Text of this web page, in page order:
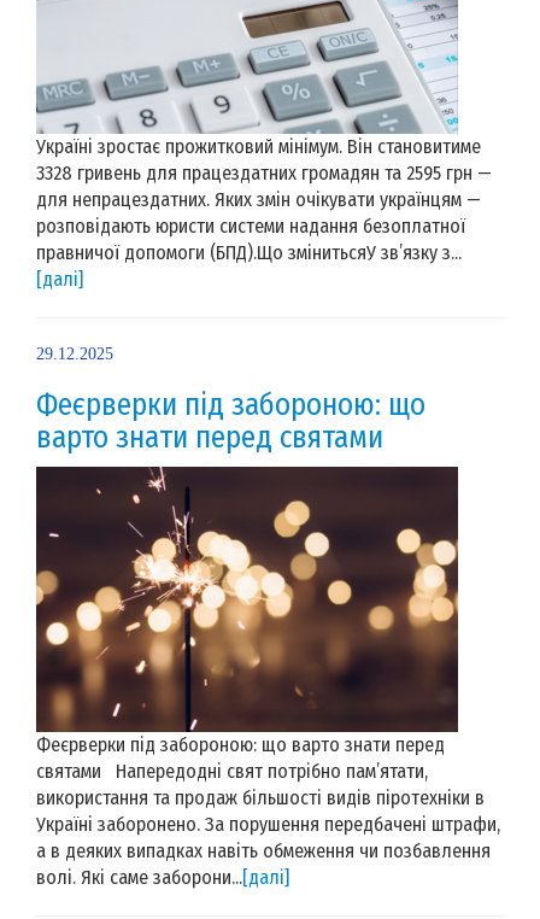
Україні зростає прожитковий мінімум. Він становитиме
3328 гривень для працездатних громадян та 2595 грн —
для непрацездатних. Яких змін очікувати українцям —
розповідають юристи системи надання безоплатної
правничої допомоги (БПД).Що змінитьсяУ зв’язку з...
[далі]
29.12.2025
Феєрверки під забороною: що
варто знати перед святами
Феєрверки під забороною: що варто знати перед
святами Напередодні свят потрібно пам’ятати,
використання та продаж більшості видів піротехніки в
Україні заборонено. За порушення передбачені штрафи,
а в деяких випадках навіть обмеження чи позбавлення
волі. Які саме заборони...[далі]